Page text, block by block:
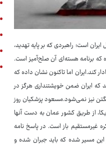
است؛ راهبردی که بر پایه تهدید،
که برنامه هسته‌ای آن صلح‌آمیز است.
کند.ایران اما تاکنون نشان داده که
که ایران ضمن خویشتنداری هرگز در
نیز نمی‌شود.مسعود پزشکیان روز
از طریق کشور عمان به دست آنها
باز است. در پاسخ نامه
مسیر شده که باید جبران شده و